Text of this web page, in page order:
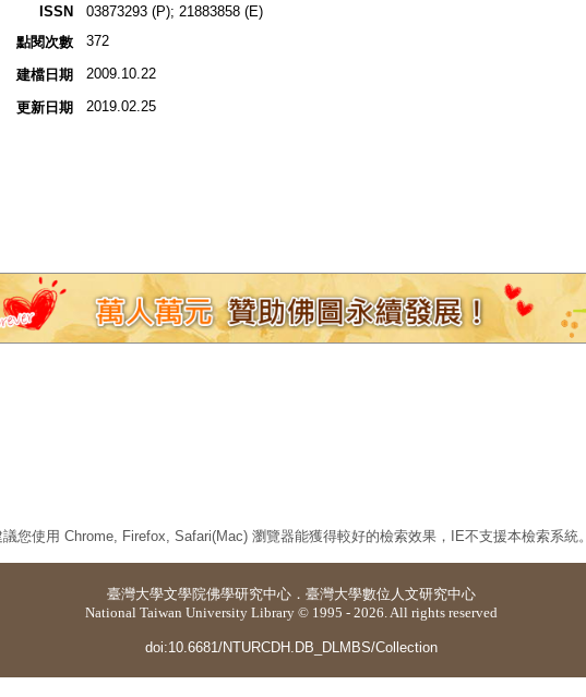
ISSN
03873293 (P); 21883858 (E)
點閱次數
372
建檔日期 2009.10.22
更新日期 2019.02.25
議您使用 Chrome, Firefox, Safari(Mac) 瀏覽器能獲得較好的檢索效果，IE不支援本檢索系統。
臺灣大學文學院佛學研究中心 ． 臺灣大學數位人文研究中心
National Taiwan University Library © 1995 - 2026. All rights reserved
doi:10.6681/NTURCDH.DB_DLMBS/Collection